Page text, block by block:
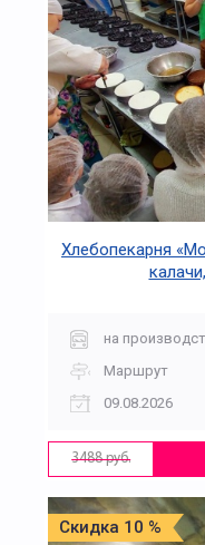
Хлебопекарня
на
Маршрут
09.08.2026
3488 руб.
Скидка 10 %